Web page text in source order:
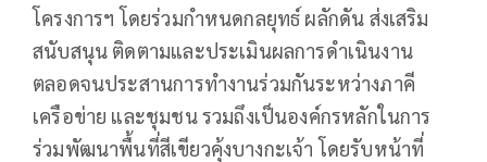
โครงการฯ โดยร่วมกำหนดกลยุทธ์ ผลักดัน ส่งเสริม
สนับสนุน ติดตามและประเมินผลการดำเนินงาน
ตลอดจนประสานการทำงานร่วมกันระหว่างภาคี
เครือข่าย และชุมชน รวมถึงเป็นองค์กรหลักในการ
ร่วมพัฒนาพื้นที่สีเขียวคุ้งบางกะเจ้า โดยรับหน้าที่